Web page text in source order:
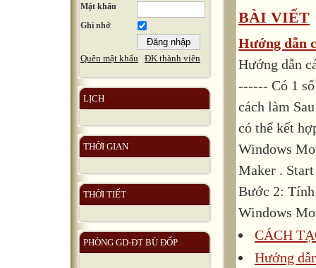
Mật khẩu
Ghi nhớ
Quên mật khẩu ĐK thành viên
LỊCH
THỜI GIAN
THỜI TIẾT
PHÒNG GD-ĐT BÙ ĐỐP
BÀI VIẾT
Hướng dẫn
Hướng dẫn
------ Có 1
cách làm
có thể kết
Windows
Maker .
Bước 2: Tính
Windows
CÁCH
Hướng